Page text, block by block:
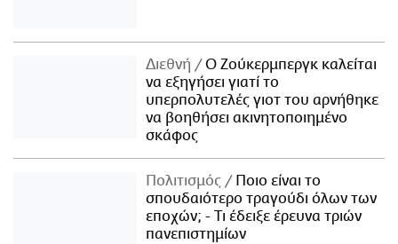
Διεθνή
Ο Ζούκερμπεργκ καλείται
να εξηγήσει γιατί το
υπερπολυτελές γιοτ του αρνήθηκε
να βοηθήσει ακινητοποιημένο
σκάφος
Πολιτισμός
Ποιο είναι το
σπουδαιότερο τραγούδι όλων των
εποχών; - Τι έδειξε έρευνα τριών
πανεπιστημίων